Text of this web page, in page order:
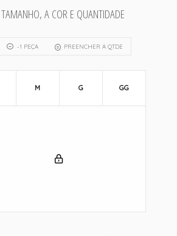
A COR E QUANTIDADE
-1 PEÇA PREENCHER A QTDE
M G GG